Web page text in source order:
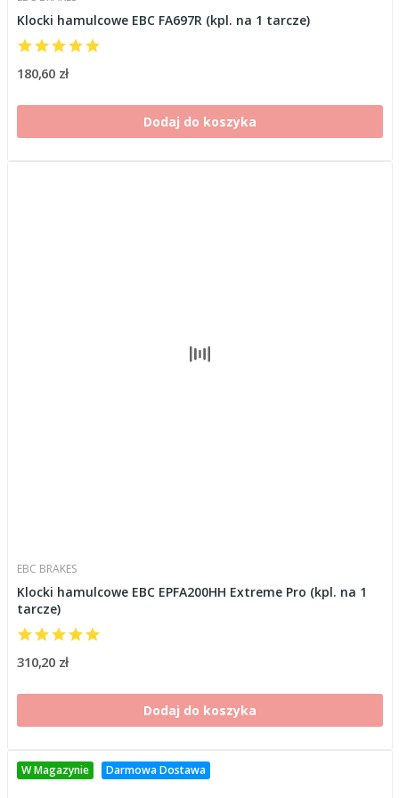
Klocki hamulcowe EBC FA697R (kpl. na 1 tarcze)
180,60 zł
Dodaj do koszyka
EBC BRAKES
Klocki hamulcowe EBC EPFA200HH Extreme Pro (kpl. na 1
tarcze)
310,20 zł
Dodaj do koszyka
W Magazynie Darmowa Dostawa